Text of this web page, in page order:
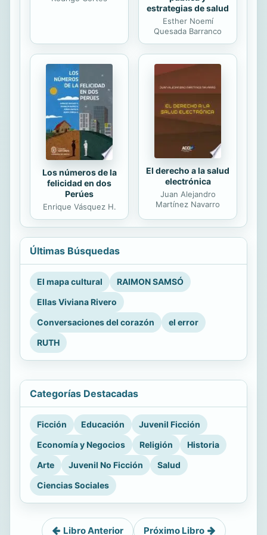
estrategias de salud
Esther Noemí
Quesada Barranco
Los números de la
felicidad en dos
Perúes
Enrique Vásquez H.
El derecho a la salud
electrónica
Juan Alejandro
Martínez Navarro
Últimas Búsquedas
El mapa cultural
RAIMON SAMSÓ
Ellas Viviana Rivero
Conversaciones del corazón
el error
RUTH
Categorías Destacadas
Ficción Educación
Juvenil Ficción
Economía y Negocios
Religión
Historia
Arte
Juvenil No Ficción
Salud
Ciencias Sociales
Libro Anterior Próximo Libro